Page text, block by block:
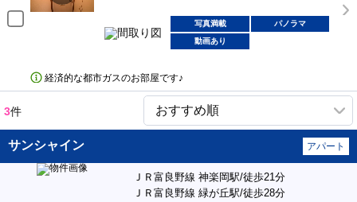
写真満載
パノラマ
動画あり
経済的な都市ガスのお部屋です♪
3件
サンシャイン アパート
ＪＲ富良野線 神楽岡駅/徒歩21分
ＪＲ富良野線 緑が丘駅/徒歩28分